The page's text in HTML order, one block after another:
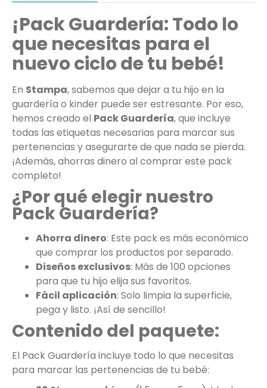
¡Pack Guardería: Todo lo
que necesitas para el
nuevo ciclo de tu bebé!
En Stampa, sabemos que dejar a tu hijo en la
guardería o kinder puede ser estresante. Por eso,
hemos creado el Pack Guardería, que incluye
todas las etiquetas necesarias para marcar sus
pertenencias y asegurarte de que nada se pierda.
¡Además, ahorras dinero al comprar este pack
completo!
¿Por qué elegir nuestro
Pack Guardería?
Ahorra dinero: Este pack es más económico
que comprar los productos por separado.
Diseños exclusivos: Más de 100 opciones
para que tu hijo elija sus favoritos.
Fácil aplicación: Solo limpia la superficie,
pega y listo. ¡Así de sencillo!
Contenido del paquete:
El Pack Guardería incluye todo lo que necesitas
para marcar las pertenencias de tu bebé: